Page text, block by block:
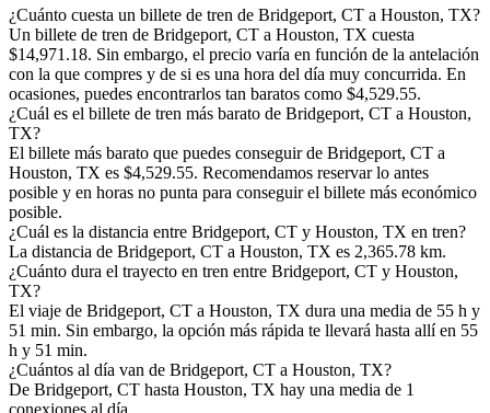
¿Cuánto cuesta un billete de tren de Bridgeport, CT a Houston, TX?
Un billete de tren de Bridgeport, CT a Houston, TX cuesta
$14,971.18. Sin embargo, el precio varía en función de la antelación
con la que compres y de si es una hora del día muy concurrida. En
ocasiones, puedes encontrarlos tan baratos como $4,529.55.
¿Cuál es el billete de tren más barato de Bridgeport, CT a Houston,
TX?
El billete más barato que puedes conseguir de Bridgeport, CT a
Houston, TX es $4,529.55. Recomendamos reservar lo antes
posible y en horas no punta para conseguir el billete más económico
posible.
¿Cuál es la distancia entre Bridgeport, CT y Houston, TX en tren?
La distancia de Bridgeport, CT a Houston, TX es 2,365.78 km.
¿Cuánto dura el trayecto en tren entre Bridgeport, CT y Houston,
TX?
El viaje de Bridgeport, CT a Houston, TX dura una media de 55 h y
51 min. Sin embargo, la opción más rápida te llevará hasta allí en 55
h y 51 min.
¿Cuántos al día van de Bridgeport, CT a Houston, TX?
De Bridgeport, CT hasta Houston, TX hay una media de 1